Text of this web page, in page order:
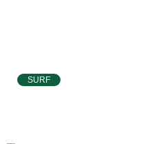
SURF